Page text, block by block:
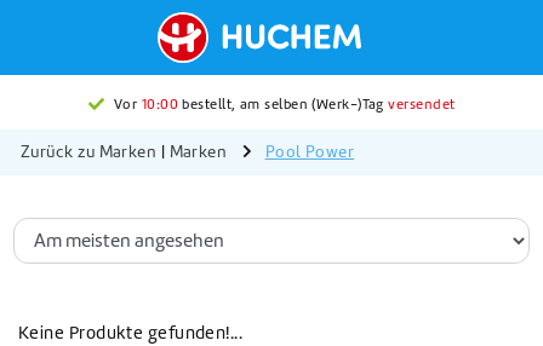
Vor 10:00bestellt, am selben (Werk-)Tagversendet
Zurück zu Marken | Marken Pool Power
Keine Produkte gefunden!...